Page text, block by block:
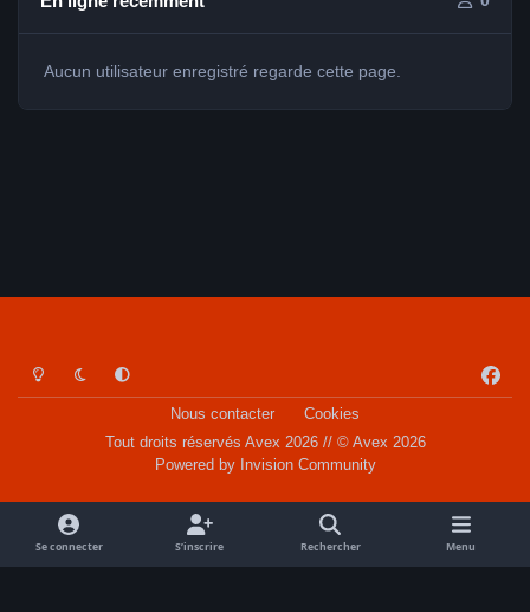
Aucun utilisateur enregistré regarde cette page.
Light ModeDark ModeSystem Preference
a
o
k
Nous contacter
Cookies
Tout droits réservés Avex 2026 // © Avex 2026
Powered by Invision Community
Se connecter S’inscrire Rechercher Menu